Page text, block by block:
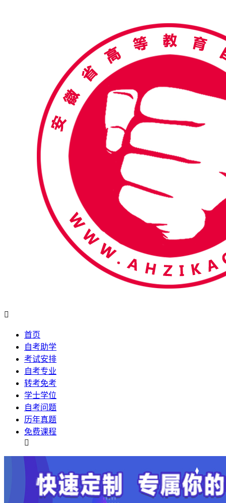

首页
自考助学
考试安排
自考专业
转考免考
学士学位
自考问题
历年真题
免费课程
